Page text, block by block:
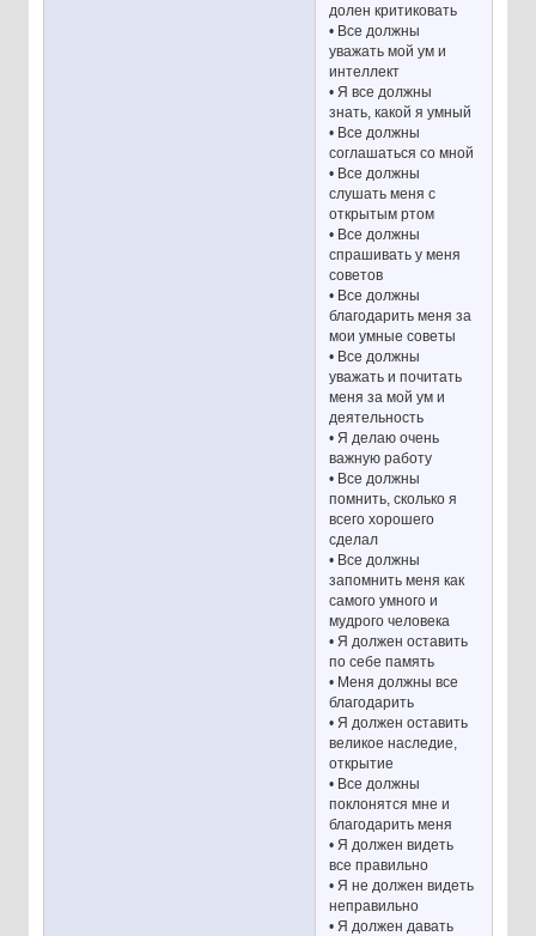
долен критиковать
• Все должны
уважать мой ум и
интеллект
• Я все должны
знать, какой я умный
• Все должны
соглашаться со мной
• Все должны
слушать меня с
открытым ртом
• Все должны
спрашивать у меня
советов
• Все должны
благодарить меня за
мои умные советы
• Все должны
уважать и почитать
меня за мой ум и
деятельность
• Я делаю очень
важную работу
• Все должны
помнить, сколько я
всего хорошего
сделал
• Все должны
запомнить меня как
самого умного и
мудрого человека
• Я должен оставить
по себе память
• Меня должны все
благодарить
• Я должен оставить
великое наследие,
открытие
• Все должны
поклонятся мне и
благодарить меня
• Я должен видеть
все правильно
• Я не должен видеть
неправильно
• Я должен давать